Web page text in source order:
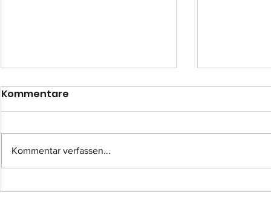
Einsatz-Nr.: 057
Kommentare
Kommentar verfassen...